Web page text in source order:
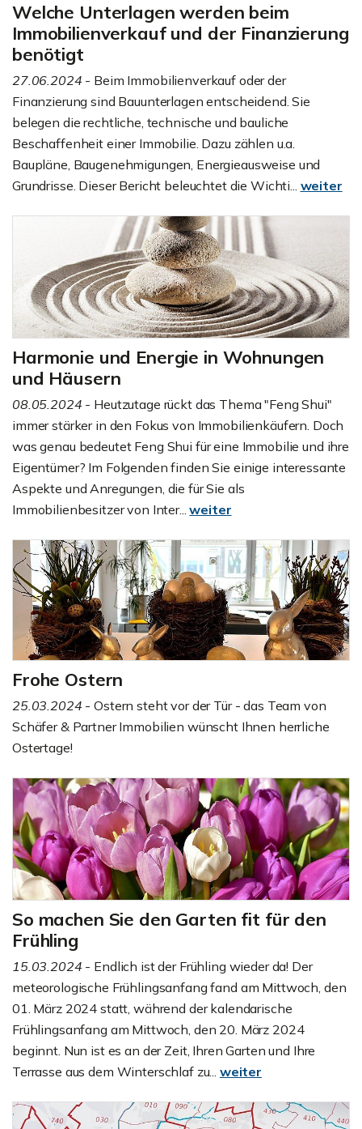
Welche Unterlagen werden beim
Immobilienverkauf und der Finanzierung
benötigt
27.06.2024 - Beim Immobilienverkauf oder der
Finanzierung sind Bauunterlagen entscheidend. Sie
belegen die rechtliche, technische und bauliche
Beschaffenheit einer Immobilie. Dazu zählen u.a.
Baupläne, Baugenehmigungen, Energieausweise und
Grundrisse. Dieser Bericht beleuchtet die Wichti... weiter
Harmonie und Energie in Wohnungen
und Häusern
08.05.2024 - Heutzutage rückt das Thema "Feng Shui"
immer stärker in den Fokus von Immobilienkäufern. Doch
was genau bedeutet Feng Shui für eine Immobilie und ihre
Eigentümer? Im Folgenden finden Sie einige interessante
Aspekte und Anregungen, die für Sie als
Immobilienbesitzer von Inter...weiter
Frohe Ostern
25.03.2024 - Ostern steht vor der Tür - das Team von
Schäfer & Partner Immobilien wünscht Ihnen herrliche
Ostertage!
So machen Sie den Garten fit für den
Frühling
15.03.2024 - Endlich ist der Frühling wieder da! Der
meteorologische Frühlingsanfang fand am Mittwoch, den
01. März 2024 statt, während der kalendarische
Frühlingsanfang am Mittwoch, den 20. März 2024
beginnt. Nun ist es an der Zeit, Ihren Garten und Ihre
Terrasse aus dem Winterschlaf zu... weiter